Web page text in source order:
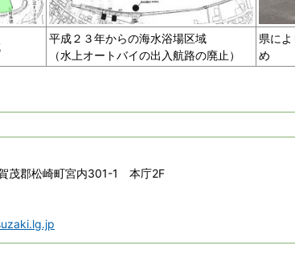
平成２３年からの海水浴場区域
（水上オートバイの出入航路の廃止）
県に
め
茂郡松崎町宮内301-1 本庁2F